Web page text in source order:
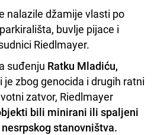
nalazile džamije vlasti po
buvlje pijace i
Riedlmayer.
suđenju Ratku Mladiću,
je zbog genocida i drugih ratni
zatvor, Riedlmayer
bili minirani ili spaljeni
stanovništva.